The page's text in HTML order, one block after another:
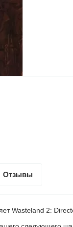
Отзывы
Wasteland 2: